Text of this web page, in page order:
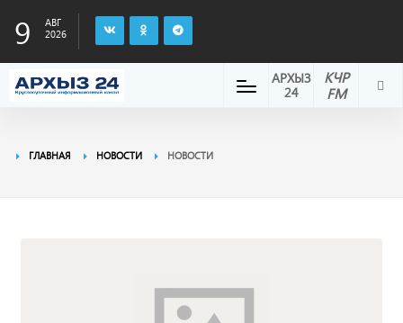
9
АВГ
2026
КЧР
FM
АРХЫЗ
24
ГЛАВНАЯ НОВОСТИ НОВОСТИ